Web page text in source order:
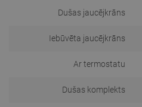
Dušas jaucējkrāns
Iebūvēta jaucējkrāns
Ar termostatu
Dušas komplekts